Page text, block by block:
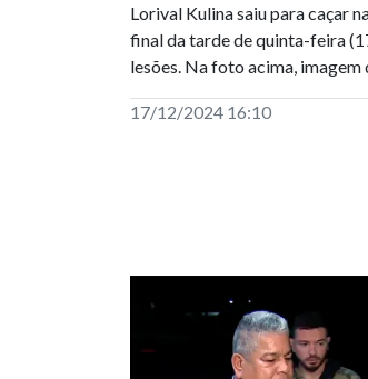
Lorival Kulina saiu para caçar
final da tarde de quinta-feira
lesões. Na foto acima,
17/12/2024 16:10